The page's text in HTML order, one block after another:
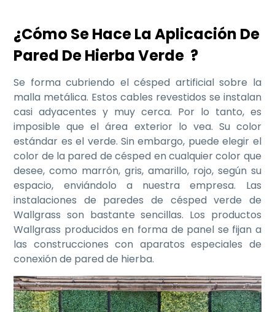
¿Cómo Se Hace La Aplicación De
Pared De Hierba Verde ?
Se forma cubriendo el césped artificial sobre la
malla metálica. Estos cables revestidos se instalan
casi adyacentes y muy cerca. Por lo tanto, es
imposible que el área exterior lo vea. Su color
estándar es el verde. Sin embargo, puede elegir el
color de la pared de césped en cualquier color que
desee, como marrón, gris, amarillo, rojo, según su
espacio, enviándolo a nuestra empresa. Las
instalaciones de paredes de césped verde de
Wallgrass son bastante sencillas. Los productos
Wallgrass producidos en forma de panel se fijan a
las construcciones con aparatos especiales de
conexión de pared de hierba.